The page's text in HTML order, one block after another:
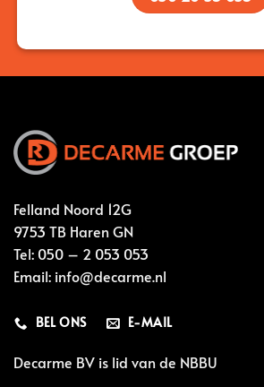
Felland Noord 12G
9753 TB Haren GN
Tel: 050 – 2 053 053
Email: info@decarme.nl
BEL ONS E-MAIL
Decarme BV is lid van de NBBU